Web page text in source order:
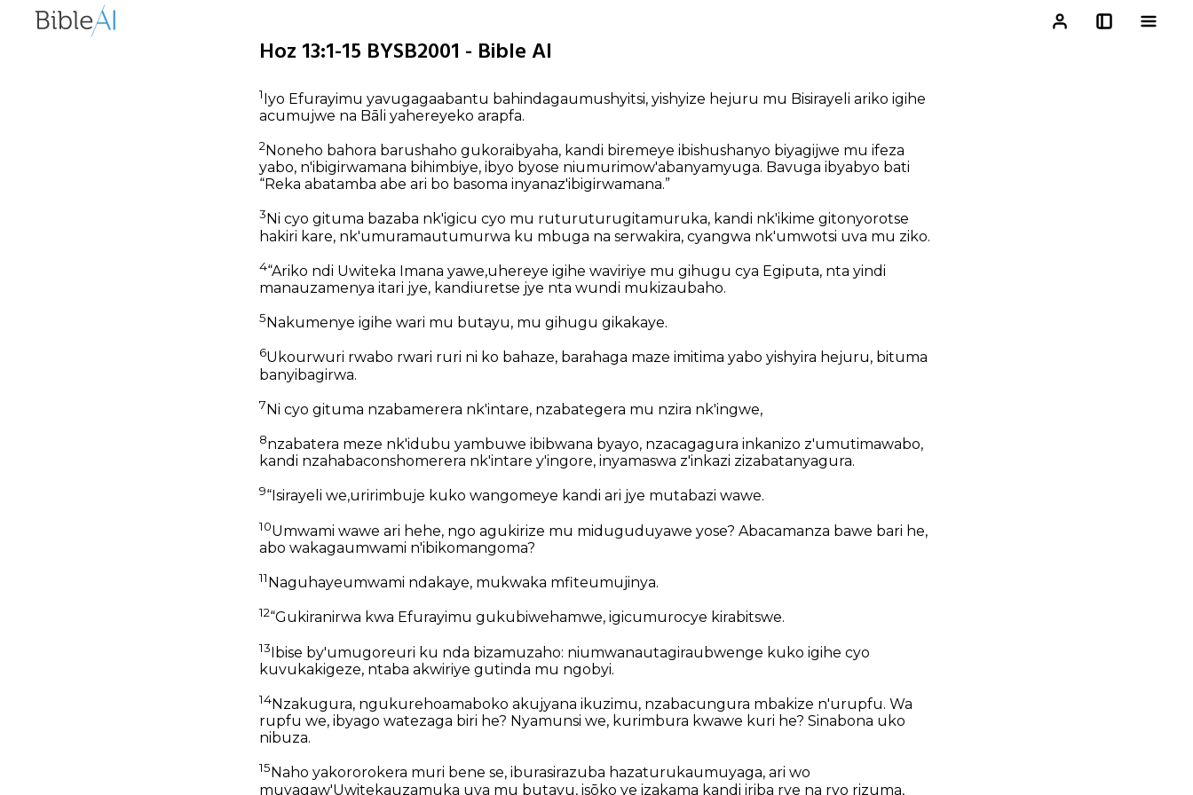
Hoz 13:1-15 BYSB2001 - Bible AI
1Iyo Efurayimu yavugagaabantu bahindagaumushyitsi, yishyize hejuru mu Bisirayeli ariko igihe
acumujwe na Bāli yahereyeko arapfa.
2 Noneho bahora barushaho gukoraibyaha, kandi biremeye ibishushanyo biyagijwe mu ifeza
yabo, n'ibigirwamana bihimbiye, ibyo byose niumurimow'abanyamyuga. Bavuga ibyabyo bati
“Reka abatamba abe ari bo basoma inyanaz'ibigirwamana.”
3 Ni cyo gituma bazaba nk'igicu cyo mu ruturuturugitamuruka, kandi nk'ikime gitonyorotse
hakiri kare, nk'umuramautumurwa ku mbuga na serwakira, cyangwa nk'umwotsi uva mu ziko.
4“Ariko ndi Uwiteka Imana yawe,uhereye igihe waviriye mu gihugu cya Egiputa, nta yindi
manauzamenya itari jye, kandiuretse jye nta wundi mukizaubaho.
5 Nakumenye igihe wari mu butayu, mu gihugu gikakaye.
6Ukourwuri rwabo rwari ruri ni ko bahaze, barahaga maze imitima yabo yishyira hejuru, bituma
banyibagirwa.
7Ni cyo gituma nzabamerera nk'intare, nzabategera mu nzira nk'ingwe,
8nzabatera meze nk'idubu yambuwe ibibwana byayo, nzacagagura inkanizo z'umutimawabo,
kandi nzahabaconshomerera nk'intare y'ingore, inyamaswa z'inkazi zizabatanyagura.
9“Isirayeli we,uririmbuje kuko wangomeye kandi ari jye mutabazi wawe.
10Umwami wawe ari hehe, ngo agukirize mu miduguduyawe yose? Abacamanza bawe bari he,
abo wakagaumwami n'ibikomangoma?
11 Naguhayeumwami ndakaye, mukwaka mfiteumujinya.
12“Gukiranirwa kwa Efurayimu gukubiwehamwe, igicumurocye kirabitswe.
13Ibise by'umugoreuri ku nda bizamuzaho: niumwanautagiraubwenge kuko igihe cyo
kuvukakigeze, ntaba akwiriye gutinda mu ngobyi.
14Nzakugura, ngukurehoamaboko akujyana ikuzimu, nzabacungura mbakize n'urupfu. Wa
rupfu we, ibyago watezaga biri he? Nyamunsi we, kurimbura kwawe kuri he? Sinabona uko
nibuza.
15 Naho yakororokera muri bene se, iburasirazuba hazaturukaumuyaga, ari wo
muyagaw'Uwitekauzamuka uva mu butayu, isōko ye izakama kandi iriba rye na ryo rizuma,